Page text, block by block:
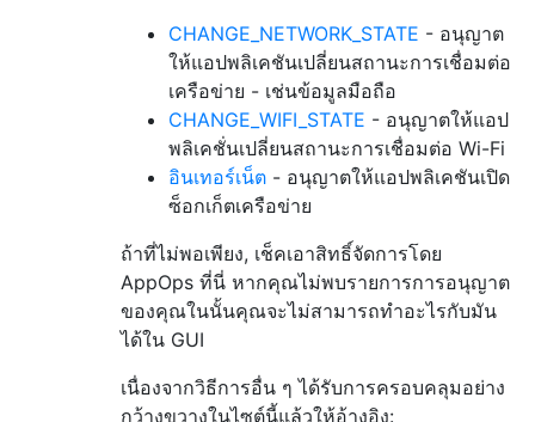
CHANGE_NETWORK_STATE - อนุญาต
ให้แอปพลิเคชันเปลี่ยนสถานะการเชื่อมต่อ
เครือข่าย - เช่นข้อมูลมือถือ
CHANGE_WIFI_STATE - อนุญาตให้แอป
พลิเคชั่นเปลี่ยนสถานะการเชื่อมต่อ Wi-Fi
อินเทอร์เน็ต - อนุญาตให้แอปพลิเคชันเปิด
ซ็อกเก็ตเครือข่าย
ถ้าที่ไม่พอเพียง, เช็คเอาสิทธิ์จัดการโดย
AppOps ที่นี่ หากคุณไม่พบรายการการอนุญาต
ของคุณในนั้นคุณจะไม่สามารถทำอะไรกับมัน
ได้ใน GUI
เนื่องจากวิธีการอื่น ๆ ได้รับการครอบคลุมอย่าง
กว้างขวางในไซต์นี้แล้วให้อ้างอิง: